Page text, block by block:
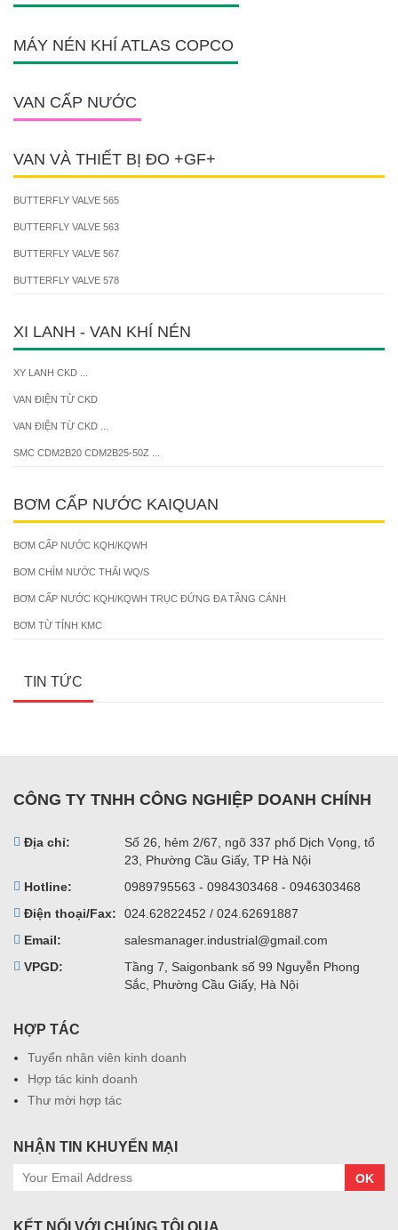
MÁY NÉN KHÍ ATLAS COPCO
VAN CẤP NƯỚC
VAN VÀ THIẾT BỊ ĐO +GF+
BUTTERFLY VALVE 565
BUTTERFLY VALVE 563
BUTTERFLY VALVE 567
BUTTERFLY VALVE 578
XI LANH - VAN KHÍ NÉN
XY LANH CKD ...
VAN ĐIỆN TỪ CKD
VAN ĐIỆN TỪ CKD ...
SMC CDM2B20 CDM2B25-50Z ...
BƠM CẤP NƯỚC KAIQUAN
BƠM CẤP NƯỚC KQH/KQWH
BƠM CHÌM NƯỚC THẢI WQ/S
BƠM CẤP NƯỚC KQH/KQWH TRỤC ĐỨNG ĐA TẦNG CÁNH
BƠM TỪ TÍNH KMC
TIN TỨC
CÔNG TY TNHH CÔNG NGHIỆP DOANH CHÍNH
Địa chỉ:
Số 26, hẻm 2/67, ngõ 337 phố Dịch Vọng, tổ
23, Phường Cầu Giấy, TP Hà Nội
Hotline:
0989795563 - 0984303468 - 0946303468
Điện thoại/Fax:
024.62822452 / 024.62691887
Email:
salesmanager.industrial@gmail.com
VPGD:
Tầng 7, Saigonbank số 99 Nguyễn Phong
Sắc, Phường Cầu Giấy, Hà Nội
HỢP TÁC
Tuyển nhân viên kinh doanh
Hợp tác kinh doanh
Thư mời hợp tác
NHẬN TIN KHUYẾN MẠI
OK